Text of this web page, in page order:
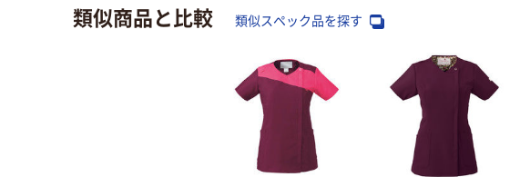
類似商品と比較 類似スペック品を探す